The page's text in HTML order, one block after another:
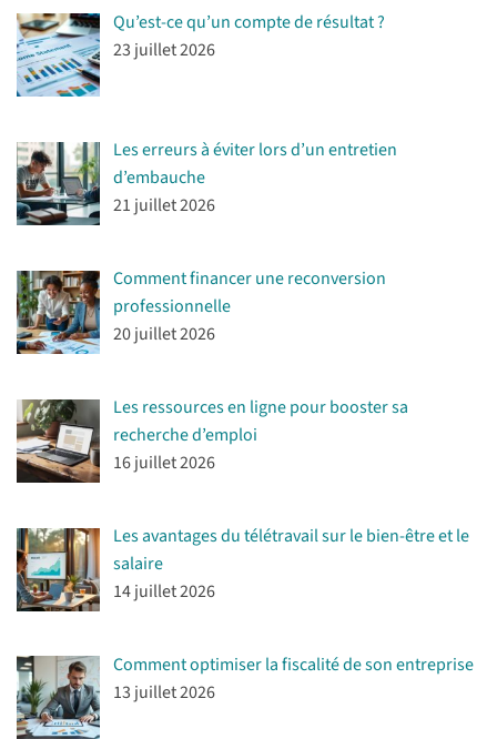
Qu’est-ce qu’un compte de résultat ?
23 juillet 2026
Les erreurs à éviter lors d’un entretien
d’embauche
21 juillet 2026
Comment financer une reconversion
professionnelle
20 juillet 2026
Les ressources en ligne pour booster sa
recherche d’emploi
16 juillet 2026
Les avantages du télétravail sur le bien-être et le
salaire
14 juillet 2026
Comment optimiser la fiscalité de son entreprise
13 juillet 2026